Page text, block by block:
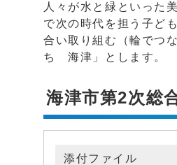
人々が水と緑といった
で次の時代を担う子ど
合い取り組む（輪でつ
ち 海津」とします。
海津市第2次総
添付ファイル